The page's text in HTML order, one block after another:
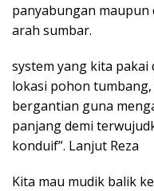
panyabungan
arah sumbar.
system yang kita
lokasi pohon
bergantian guna
panjang demi
konduif”. Lanjut Reza
Kita mau mudik balik